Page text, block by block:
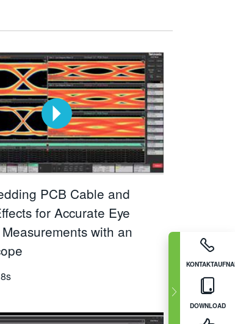
DOWNLOAD
PCB Cable and
for Accurate Eye
with an